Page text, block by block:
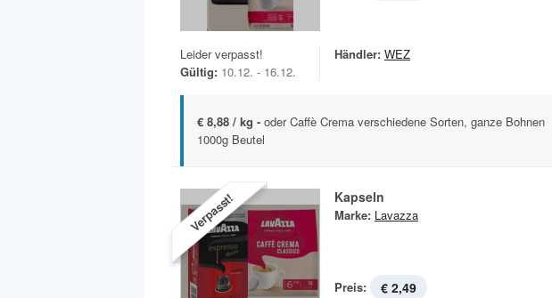
Leider verpasst!
Gültig: 10.12. - 16.12.
Händler: WEZ
€ 8,88 / kg - oder Caffè Crema verschiedene Sorten, ganze Bohnen
1000g Beutel
Verpasst! Kapseln
Marke: Lavazza
Preis: € 2,49